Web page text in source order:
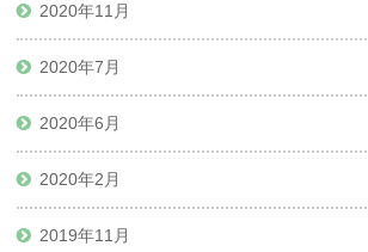
2020年11月
2020年7月
2020年6月
2020年2月
2019年11月